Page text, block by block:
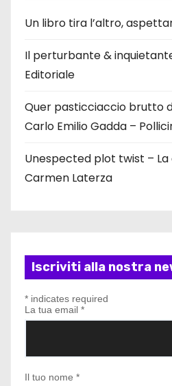
Un libro tira l’altro,
Il perturbante &
Editoriale
Quer pasticciaccio brutto
Carlo Emilio Gadda –
Unespected plot twist – La
Carmen Laterza
Iscriviti alla nostra
* indicates required
La tua email *
Il tuo nome *